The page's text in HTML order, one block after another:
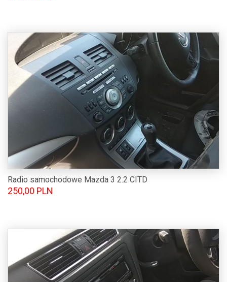
Radio samochodowe Mazda 3 2.2 CITD
250,00 PLN